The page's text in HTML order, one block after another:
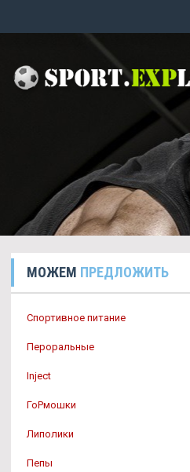
МОЖЕМ ПРЕДЛОЖИТЬ
Спортивное питание
Пероральные
Inject
ГоРмошки
Липолики
Пепы